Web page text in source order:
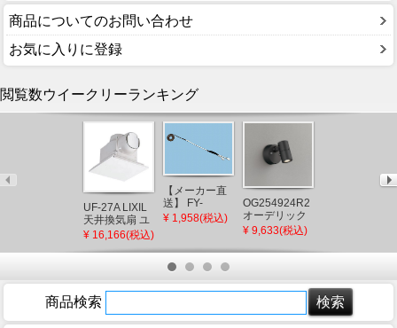
商品についてのお問い合わせ
お気に入りに登録
閲覧数ウイークリーランキング
UF-27A LIXIL
天井換気扇 ユ
ニットバス用
(UF-23A 後継
品)
¥ 16,166(税込)
【メーカー直
送】 FY-
WW004 パナ
ソニック 給気
ー連動用コー
ド 140cm
¥ 1,958(税込)
OG254924R2
オーデリック
屋外用スポッ
トライト ブラ
ック LED(電球
¥ 9,633(税込)
ス L=1200
後継品)
商品検索